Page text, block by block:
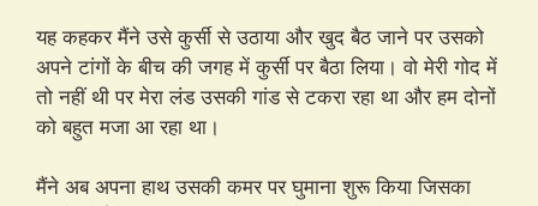
यह कहकर मैंने उसे कुर्सी से उठाया और खुद बैठ जाने पर उसको
अपने टांगों के बीच की जगह में कुर्सी पर बैठा लिया। वो मेरी गोद में
तो नहीं थी पर मेरा लंड उसकी गांड से टकरा रहा था और हम दोनों
को बहुत मजा आ रहा था।
मैंने अब अपना हाथ उसकी कमर पर घुमाना शुरू किया जिसका